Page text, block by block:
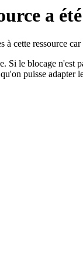
a
cette ressource
Si le blocage n'est
puisse adapter